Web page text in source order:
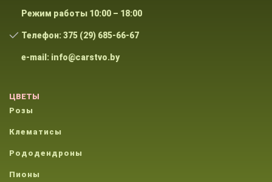
Режим работы 10:00 – 18:00
Телефон: 375 (29) 685-66-67
e-mail: info@carstvo.by
ЦВЕТЫ
Розы
Клематисы
Рододендроны
Пионы